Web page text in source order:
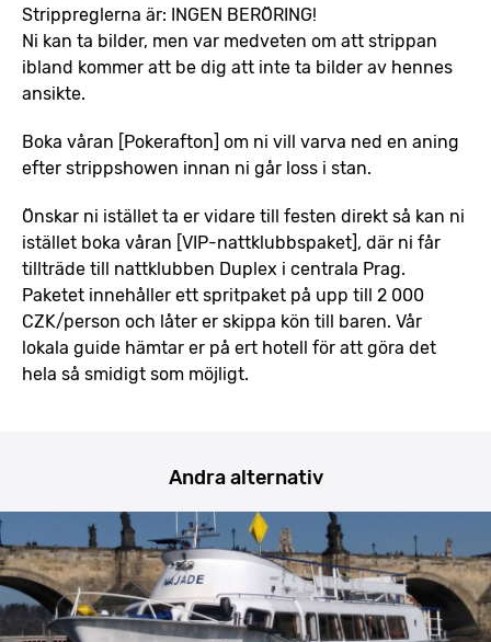
Strippreglerna är: INGEN BERÖRING!
Ni kan ta bilder, men var medveten om att strippan
ibland kommer att be dig att inte ta bilder av hennes
ansikte.
Boka våran [Pokerafton] om ni vill varva ned en aning
efter strippshowen innan ni går loss i stan.
Önskar ni istället ta er vidare till festen direkt så kan ni
istället boka våran [VIP-nattklubbspaket], där ni får
tillträde till nattklubben Duplex i centrala Prag.
Paketet innehåller ett spritpaket på upp till 2 000
CZK/person och låter er skippa kön till baren. Vår
lokala guide hämtar er på ert hotell för att göra det
hela så smidigt som möjligt.
Andra alternativ